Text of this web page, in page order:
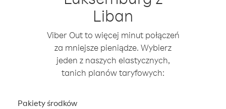
Liban
Viber Out to więcej minut połączeń
za mniejsze pieniądze. Wybierz
jeden z naszych elastycznych,
tanich planów taryfowych:
Pakiety środków